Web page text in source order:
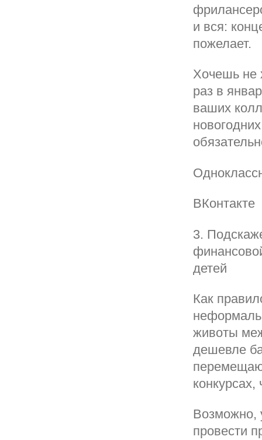
и вся:
пожелает.
Хочешь не
раз в
ваших
ВКонтакте
3.
детей
Как
животы
дешевле
конкурсах,
Возможно,
провести